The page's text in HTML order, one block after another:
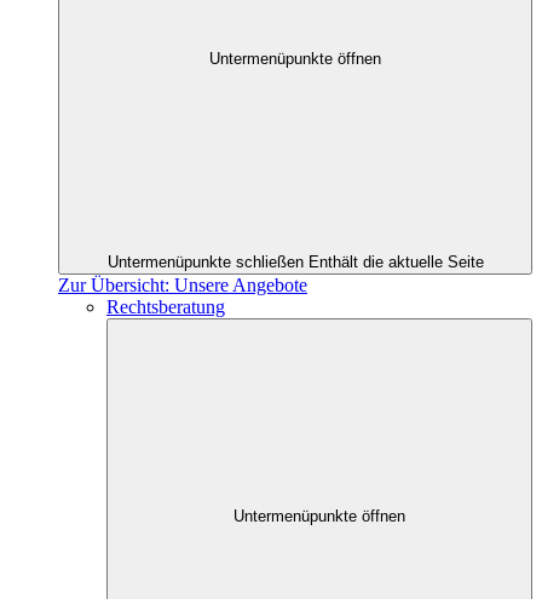
Untermenüpunkte öffnen
Untermenüpunkte schließen Enthält die aktuelle Seite
Zur Übersicht: Unsere Angebote
Rechtsberatung
Untermenüpunkte öffnen